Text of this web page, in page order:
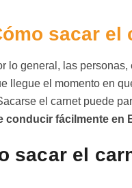
sacar el
lo general, las
llegue el momento en
el carnet puede
conducir fácilmente en
sacar el